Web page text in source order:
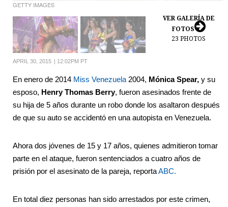
GETTY IMAGES
VER GALERÍA DE
FOTOS
23 PHOTOS
APRIL 30, 2015 12:02PM PT
En enero de 2014 Miss Venezuela 2004, Mónica Spear, y su
esposo, Henry Thomas Berry, fueron asesinados frente de
su hija de 5 años durante un robo donde los asaltaron después
de que su auto se accidentó en una autopista en Venezuela.
Ahora dos jóvenes de 15 y 17 años, quienes admitieron tomar
parte en el ataque, fueron sentenciados a cuatro años de
prisión por el asesinato de la pareja, reportaABC.
En total diez personas han sido arrestados por este crimen,